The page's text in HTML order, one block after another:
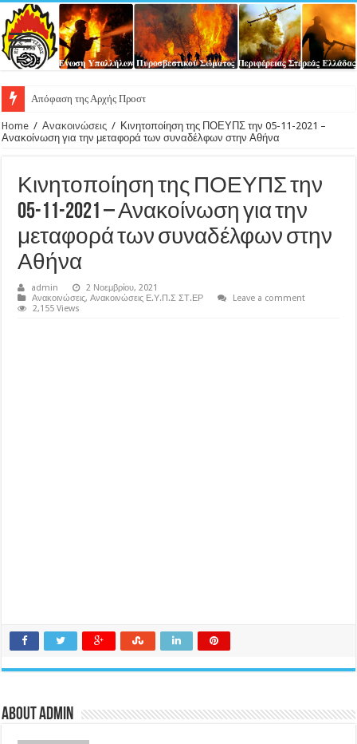
Απόφαση της Αρχής Προστασίας Δεδομένων Προσω
Home / Ανακοινώσεις / Κινητοποίηση της ΠΟΕΥΠΣ την 05-11-2021 –
Ανακοίνωση για την μεταφορά των συναδέλφων στην Αθήνα
Κινητοποίηση της ΠΟΕΥΠΣ την
05-11-2021 – Ανακοίνωση για την
μεταφορά των συναδέλφων στην
Αθήνα
admin
2 Νοεμβρίου, 2021
Ανακοινώσεις,Ανακοινώσεις Ε.Υ.Π.Σ ΣΤ.ΕΡ
Leave a comment
2,155 Views
About admin